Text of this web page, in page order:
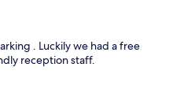
. Luckily we had a free
reception staff.